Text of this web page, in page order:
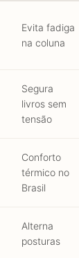
Evita fadiga
na coluna
Segura
livros sem
tensão
Conforto
térmico no
Brasil
Alterna
posturas